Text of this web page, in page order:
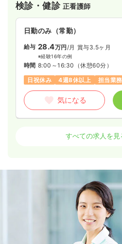
検診・健診 正看護師
日勤のみ（常勤）
給与 28.4万円/月 賞与3.5ヶ月
※経験16年の例
時間 8:00～16:30 （休憩60分）
日祝休み
4週8休以上 担当業
気になる
正看護師
※一例
（休憩60分）
（休憩60分）
4週8休以上
気になる
すべての求人を見